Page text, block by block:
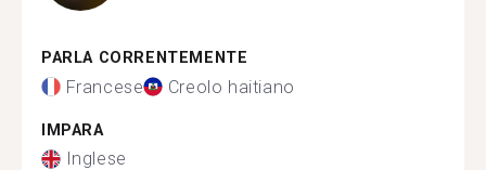
PARLA CORRENTEMENTE
Francese Creolo haitiano
IMPARA
Inglese